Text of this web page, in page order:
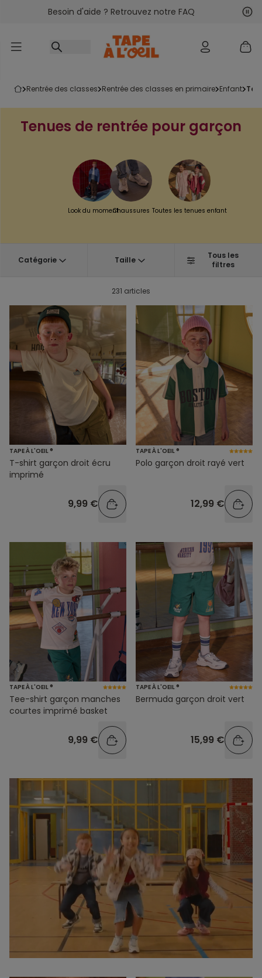
Accéder au contenu
Besoin d'aide ? Retrouvez notre FAQ
rentrée des classes rentrée des classes en primaire enfant
Tenues de rentrée pour garçon
Look du momentChaussures Toutes les tenues enfant
Catégorie Taille
Tous les
filtres
231 articles
TAPE À L'OEIL ®
T-shirt garçon droit écru
imprimé
9,99 €
TAPE À L'OEIL ®
Polo garçon droit rayé vert
12,99 €
TAPE À L'OEIL ®
Tee-shirt garçon manches
courtes imprimé basket
9,99 €
TAPE À L'OEIL ®
Bermuda garçon droit vert
15,99 €